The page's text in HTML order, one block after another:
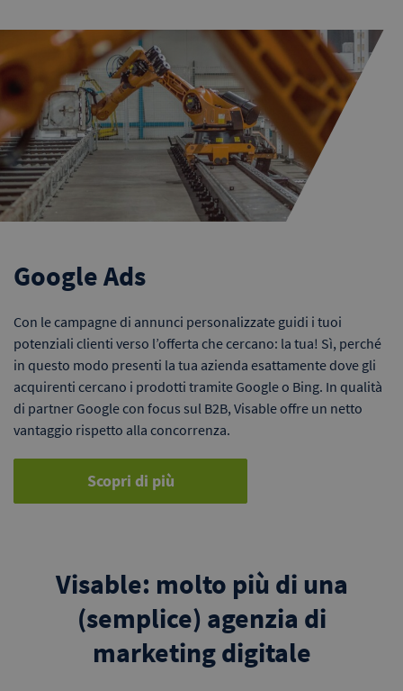
Google Ads
Con le campagne di annunci personalizzate guidi i tuoi
potenziali clienti verso l’offerta che cercano: la tua! Sì, perché
in questo modo presenti la tua azienda esattamente dove gli
acquirenti cercano i prodotti tramite Google o Bing. In qualità
di partner Google con focus sul B2B, Visable offre un netto
vantaggio rispetto alla concorrenza.
Scopri di più
Visable: molto più di una
(semplice) agenzia di
marketing digitale